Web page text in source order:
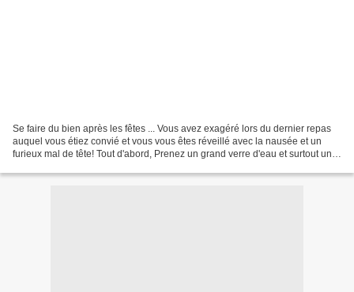
Se faire du bien après les fêtes ... Vous avez exagéré lors du dernier repas
auquel vous étiez convié et vous vous êtes réveillé avec la nausée et un
furieux mal de tête! Tout d'abord, Prenez un grand verre d'eau et surtout un